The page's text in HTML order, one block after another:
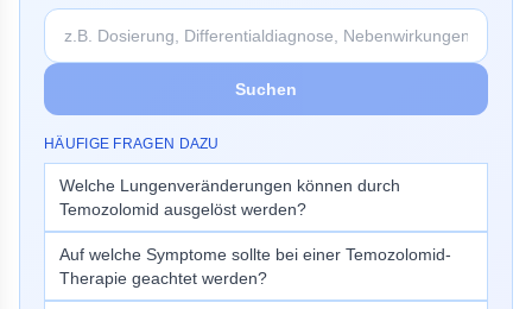
Suchen
HÄUFIGE FRAGEN DAZU
Welche Lungenveränderungen können durch
Temozolomid ausgelöst werden?
Auf welche Symptome sollte bei einer Temozolomid-
Therapie geachtet werden?